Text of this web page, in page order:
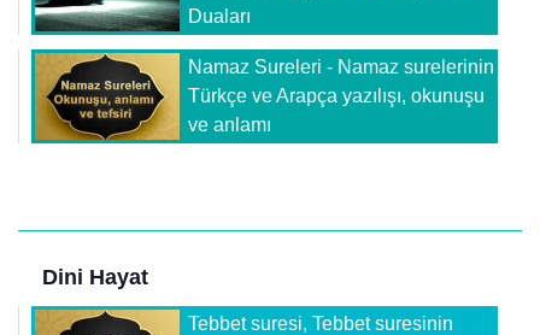
Duaları
Namaz Sureleri - Namaz surelerinin
Türkçe ve Arapça yazılışı, okunuşu
ve anlamı
Dini Hayat
Tebbet suresi, Tebbet suresinin